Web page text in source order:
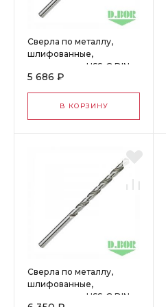
Сверла по металлу,
шлифованные,
удлиненные, HSS-G DIN
340, 11,5*128/195 (5 шт.)
"D.BOR" W-005-440115
5 686 ₽
В КОРЗИНУ
Сверла по металлу,
шлифованные,
удлиненные, HSS-G DIN